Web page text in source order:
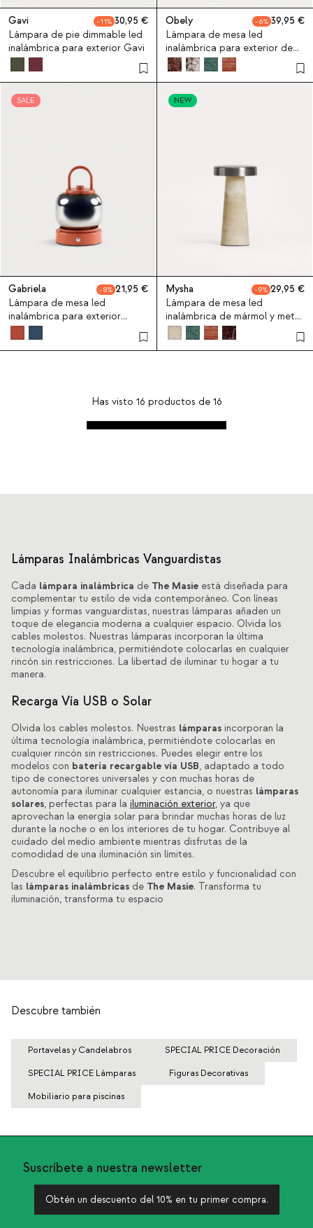
Gavi 11
30,95
Lámpara de pie dimmable led
inalámbrica para exterior Gavi
Obely 6
39,95
Lámpara de mesa led
inalámbrica para exterior de
mármol y metal Obely
SALE
Gabriela 8
21,95
Lámpara de mesa led
inalámbrica para exterior
Gabriela
NEW
Mysha 9
29,95
Lámpara de mesa led
inalámbrica de mármol y metal
Mysha
Has visto 16 productos de 16
Lámparas Inalámbricas Vanguardistas
Cada lámpara inalámbrica de The Masie está diseñada para
complementar tu estilo de vida contemporáneo. Con líneas
limpias y formas vanguardistas, nuestras lámparas añaden un
toque de elegancia moderna a cualquier espacio. Olvida los
cables molestos. Nuestras lámparas incorporan la última
tecnología inalámbrica, permitiéndote colocarlas en cualquier
rincón sin restricciones. La libertad de iluminar tu hogar a tu
manera.
Recarga Vía USB o Solar
Olvida los cables molestos. Nuestras lámparas incorporan la
última tecnología inalámbrica, permitiéndote colocarlas en
cualquier rincón sin restricciones. Puedes elegir entre los
modelos con batería recargable vía USB, adaptado a todo
tipo de conectores universales y con muchas horas de
autonomía para iluminar cualquier estancia, o nuestras lámparas
solares, perfectas para la iluminación exterior, ya que
aprovechan la energía solar para brindar muchas horas de luz
durante la noche o en los interiores de tu hogar. Contribuye al
cuidado del medio ambiente mientras disfrutas de la
comodidad de una iluminación sin límites.
Descubre el equilibrio perfecto entre estilo y funcionalidad con
las lámparas inalámbricas de The Masie. Transforma tu
iluminación, transforma tu espacio
Descubre también
Portavelas y Candelabros SPECIAL PRICE Decoración
SPECIAL PRICE Lámparas Figuras Decorativas
Mobiliario para piscinas
Suscríbete a nuestra newsletter
Obtén un descuento del 10% en tu primer compra.